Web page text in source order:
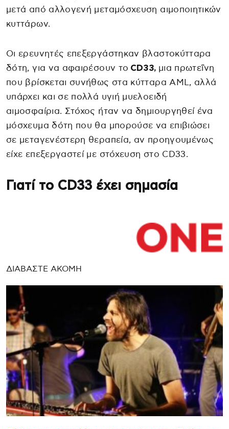
μετά από αλλογενή μεταμόσχευση αιμοποιητικών
κυττάρων.
Οι ερευνητές επεξεργάστηκαν βλαστοκύτταρα
δότη, για να αφαιρέσουν το CD33, μια πρωτεΐνη
που βρίσκεται συνήθως στα κύτταρα AML, αλλά
υπάρχει και σε πολλά υγιή μυελοειδή
αιμοσφαίρια. Στόχος ήταν να δημιουργηθεί ένα
μόσχευμα δότη που θα μπορούσε να επιβιώσει
σε μεταγενέστερη θεραπεία, αν προηγουμένως
είχε επεξεργαστεί με στόχευση στο CD33.
Γιατί το CD33 έχει σημασία
ΔΙΑΒΑΣΤΕ ΑΚΟΜΗ